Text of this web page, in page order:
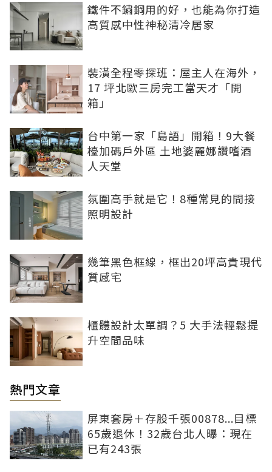
鐵件不鏽鋼用的好，也能為你打造
高質感中性神秘清冷居家
裝潢全程零探班：屋主人在海外，
17 坪北歐三房完工當天才「開
箱」
台中第一家「島語」開箱！9大餐
檯加碼戶外區 土地婆麗娜讚嗜酒
人天堂
氛圍高手就是它！8種常見的間接
照明設計
幾筆黑色框線，框出20坪高貴現代
質感宅
櫃體設計太單調？5 大手法輕鬆提
升空間品味
熱門文章
屏東套房＋存股千張00878...目標
65歲退休！32歲台北人曝：現在
已有243張